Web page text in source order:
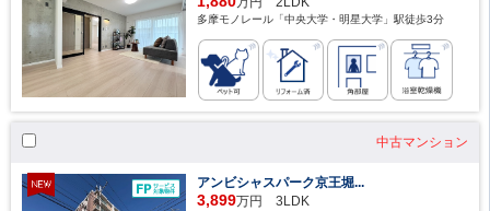
多摩モノレール「中央大学・明星大学」駅徒歩3分
中古マンション
アンビシャスパーク京王堀...
3,899万円 3LDK